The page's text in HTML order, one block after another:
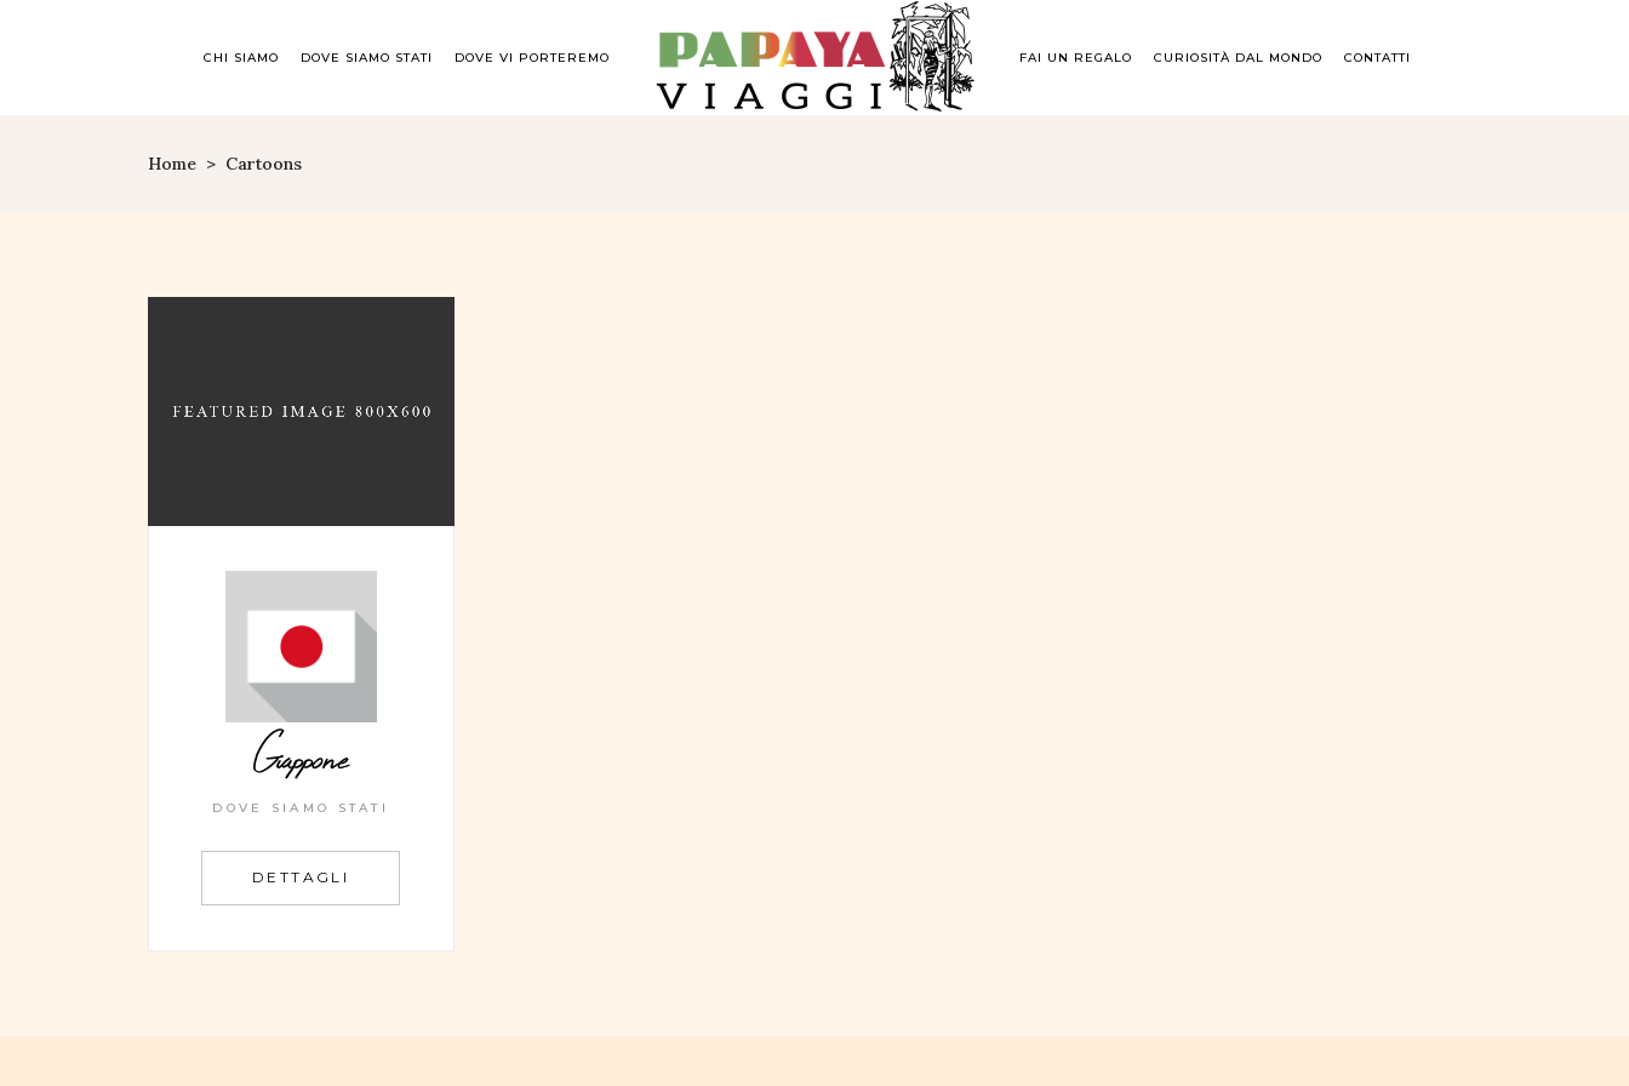
CHI SIAMO DOVE SIAMO STATI DOVE VI PORTEREMO FAI UN REGALO CURIOSITÀ DAL MONDO CONTATTI
Home > Cartoons
Giappone
DOVE SIAMO STATI
DETTAGLI